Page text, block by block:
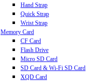
Hand Strap
Quick Strap
Wrist Strap
Memory Card
CF Card
Flash Drive
Micro SD Card
SD Card & Wi-Fi SD Card
XQD Card